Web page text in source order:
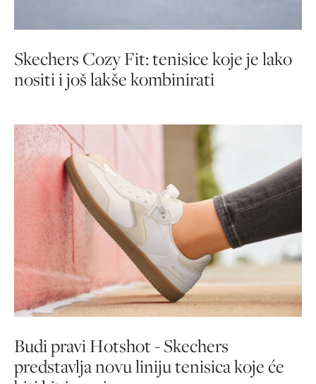
Skechers Cozy Fit: tenisice koje je lako
nositi i još lakše kombinirati
Budi pravi Hotshot - Skechers
predstavlja novu liniju tenisica koje će